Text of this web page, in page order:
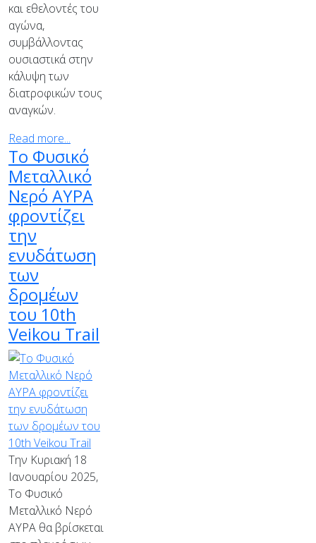
και εθελοντές του
αγώνα,
συμβάλλοντας
ουσιαστικά στην
κάλυψη των
διατροφικών τους
αναγκών.
Read more...
Το Φυσικό
Μεταλλικό
Νερό ΑΥΡΑ
φροντίζει
την
ενυδάτωση
των
δρομέων
του 10th
Veikou Trail
Την Κυριακή 18
Ιανουαρίου 2025,
Το Φυσικό
Μεταλλικό Νερό
ΑΥΡΑ θα βρίσκεται